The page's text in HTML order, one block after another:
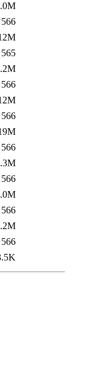
566
565
566
566
566
566
566
566